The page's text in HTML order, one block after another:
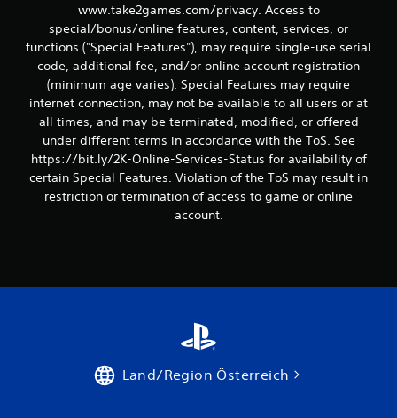
www.take2games.com/privacy. Access to
special/bonus/online features, content, services, or
functions ("Special Features"), may require single-use serial
code, additional fee, and/or online account registration
(minimum age varies). Special Features may require
internet connection, may not be available to all users or at
all times, and may be terminated, modified, or offered
under different terms in accordance with the ToS. See
https://bit.ly/2K-Online-Services-Status for availability of
certain Special Features. Violation of the ToS may result in
restriction or termination of access to game or online
account.
Land/Region Österreich